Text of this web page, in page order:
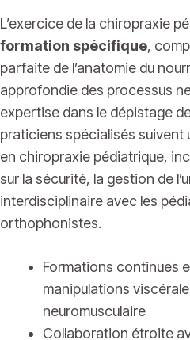
L’exercice de la chiropraxie
formation spécifique,
parfaite de l’anatomie du
approfondie des processus
expertise dans le dépistage
praticiens spécialisés suivent
en chiropraxie pédiatrique,
sur la sécurité, la gestion de
interdisciplinaire avec les
orthophonistes.
Formations continues
manipulations
neuromusculaire
Collaboration étroite